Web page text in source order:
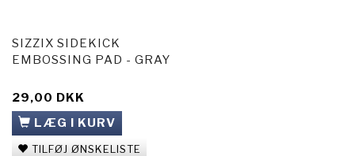
SIZZIX SIDEKICK
EMBOSSING PAD - GRAY
29,00 DKK
LÆG I KURV
TILFØJ ØNSKELISTE